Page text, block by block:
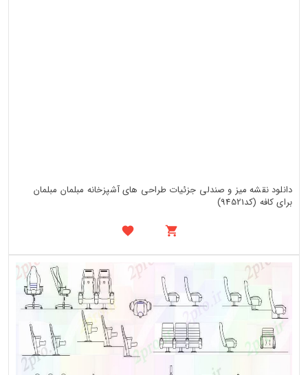
دانلود نقشه میز و صندلی جزئیات طراحی های آشپزخانه مبلمان مبلمان
برای کافه (کد94521)